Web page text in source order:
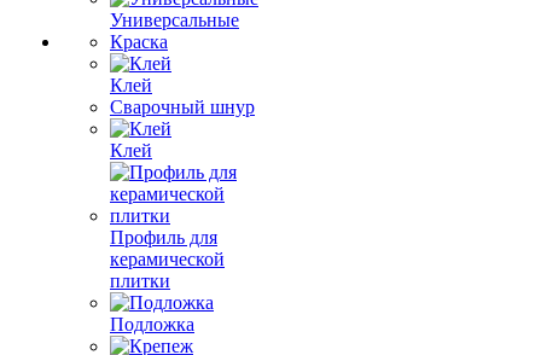
Универсальные
Краска
Клей
Сварочный шнур
Клей
Профиль для
керамической
плитки
Подложка